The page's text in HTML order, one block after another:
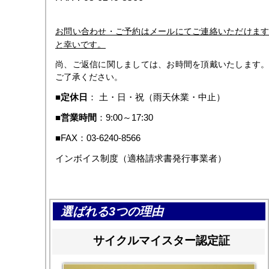
お問い合わせ・ご予約はメールにてご連絡いただけます
と幸いです。
尚、ご返信に関しましては、お時間を頂戴いたします。
ご了承ください。
■定休日 ： 土・日・祝（雨天休業・中止）
■営業時間 ：9:00～17:30
■FAX：03-6240-8566
インボイス制度（適格請求書発行事業者）
選ばれる3つの理由
サイクルマイスター認定証